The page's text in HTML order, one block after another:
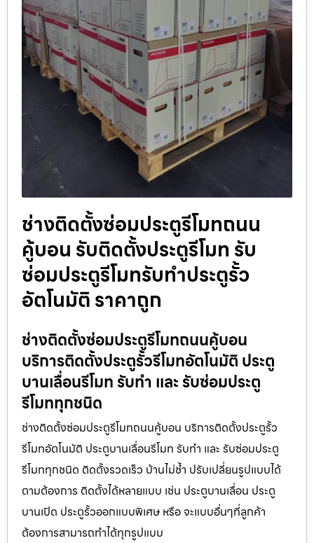
ช่างติดตั้งซ่อมประตูรีโมทถนน
คู้บอน รับติดตั้งประตูรีโมท รับ
ซ่อมประตูรีโมทรับทำประตูรั้ว
อัตโนมัติ ราคาถูก
ช่างติดตั้งซ่อมประตูรีโมทถนนคู้บอน
บริการติดตั้งประตูรั้วรีโมทอัตโนมัติ ประตู
บานเลื่อนรีโมท รับทำ และ รับซ่อมประตู
รีโมททุกชนิด
ช่างติดตั้งซ่อมประตูรีโมทถนนคู้บอน บริการติดตั้งประตูรั้ว
รีโมทอัตโนมัติ ประตูบานเลื่อนรีโมท รับทำ และ รับซ่อมประตู
รีโมททุกชนิด ติดตั้งรวดเร็ว บ้านไม่ช้ำ ปรับเปลี่ยนรูปแบบได้
ตามต้องการ ติดตั้งได้หลายแบบ เช่น ประตูบานเลื่อน ประตู
บานเปิด ประตูรั้วออกแบบพิเศษ หรือ จะแบบอื่นๆที่ลูกค้า
ต้องการสามารถทำได้ทุกรูปแบบ